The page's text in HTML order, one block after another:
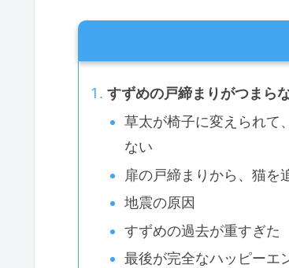
すずめの戸締まりがつまら
草太が椅子に変えられて
ない
扉の戸締まりから、猫を
地震の原因
すずめの過去が重すぎた
最後が完全なハッピーエ